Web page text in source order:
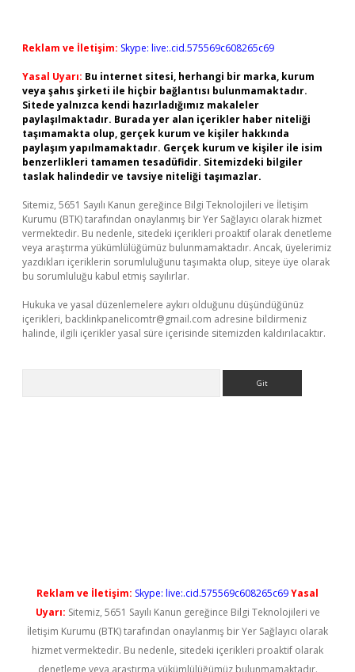
Reklam ve İletişim: Skype: live:.cid.575569c608265c69
Yasal Uyarı: Bu internet sitesi, herhangi bir marka, kurum
veya şahıs şirketi ile hiçbir bağlantısı bulunmamaktadır.
Sitede yalnızca kendi hazırladığımız makaleler
paylaşılmaktadır. Burada yer alan içerikler haber niteliği
taşımamakta olup, gerçek kurum ve kişiler hakkında
paylaşım yapılmamaktadır. Gerçek kurum ve kişiler ile isim
benzerlikleri tamamen tesadüfidir. Sitemizdeki bilgiler
taslak halindedir ve tavsiye niteliği taşımazlar.
Sitemiz, 5651 Sayılı Kanun gereğince Bilgi Teknolojileri ve İletişim
Kurumu (BTK) tarafından onaylanmış bir Yer Sağlayıcı olarak hizmet
vermektedir. Bu nedenle, sitedeki içerikleri proaktif olarak denetleme
veya araştırma yükümlülüğümüz bulunmamaktadır. Ancak, üyelerimiz
yazdıkları içeriklerin sorumluluğunu taşımakta olup, siteye üye olarak
bu sorumluluğu kabul etmiş sayılırlar.
Hukuka ve yasal düzenlemelere aykırı olduğunu düşündüğünüz
içerikleri, backlinkpanelicomtr@gmail.com adresine bildirmeniz
halinde, ilgili içerikler yasal süre içerisinde sitemizden kaldırılacaktır.
Reklam ve İletişim: Skype: live:.cid.575569c608265c69Yasal
Uyarı: Sitemiz, 5651 Sayılı Kanun gereğince Bilgi Teknolojileri ve
İletişim Kurumu (BTK) tarafından onaylanmış bir Yer Sağlayıcı olarak
hizmet vermektedir. Bu nedenle, sitedeki içerikleri proaktif olarak
denetleme veya araştırma yükümlülüğümüz bulunmamaktadır.